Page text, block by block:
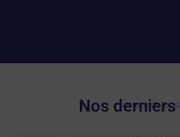
un peu de
Nos